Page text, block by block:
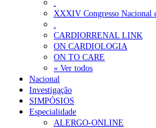
XXXIV Congresso Nacional
CARDIORRENAL LINK
ON CARDIOLOGIA
ON TO CARE
» Ver todos
Nacional
Investigação
SIMPÓSIOS
Especialidade
ALERGO-ONLINE